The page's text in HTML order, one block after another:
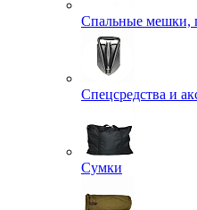
Спальные мешки,
Спецсредства и
Сумки